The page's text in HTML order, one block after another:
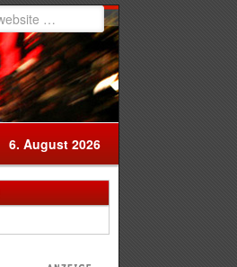
6. August 2026